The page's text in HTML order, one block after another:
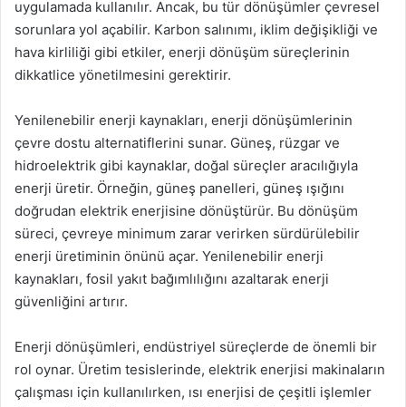
uygulamada kullanılır. Ancak, bu tür dönüşümler çevresel
sorunlara yol açabilir. Karbon salınımı, iklim değişikliği ve
hava kirliliği gibi etkiler, enerji dönüşüm süreçlerinin
dikkatlice yönetilmesini gerektirir.
Yenilenebilir enerji kaynakları, enerji dönüşümlerinin
çevre dostu alternatiflerini sunar. Güneş, rüzgar ve
hidroelektrik gibi kaynaklar, doğal süreçler aracılığıyla
enerji üretir. Örneğin, güneş panelleri, güneş ışığını
doğrudan elektrik enerjisine dönüştürür. Bu dönüşüm
süreci, çevreye minimum zarar verirken sürdürülebilir
enerji üretiminin önünü açar. Yenilenebilir enerji
kaynakları, fosil yakıt bağımlılığını azaltarak enerji
güvenliğini artırır.
Enerji dönüşümleri, endüstriyel süreçlerde de önemli bir
rol oynar. Üretim tesislerinde, elektrik enerjisi makinaların
çalışması için kullanılırken, ısı enerjisi de çeşitli işlemler